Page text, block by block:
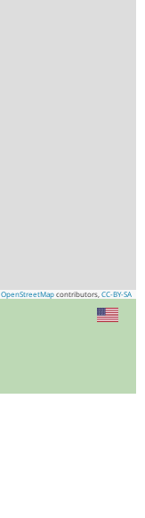
OpenStreetMap contributors, CC-BY-SA